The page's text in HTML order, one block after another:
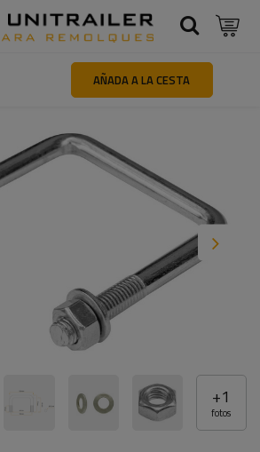
Piezas y accesorios de remolques Tornillos y
+1
fotos
AÑADA A LA CESTA